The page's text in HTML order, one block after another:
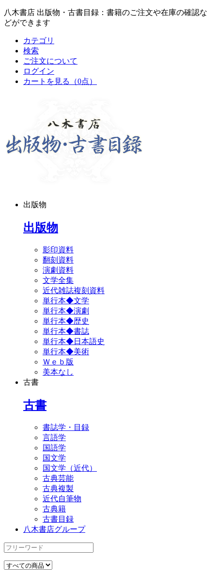
八木書店 出版物・古書目録：書籍のご注文や在庫の確認な
どができます
カテゴリ
検索
ご注文について
ログイン
カートを見る
（0点）
出版物
出版物
影印資料
翻刻資料
演劇資料
文学全集
近代雑誌複刻資料
単行本◆文学
単行本◆演劇
単行本◆歴史
単行本◆書誌
単行本◆日本語史
単行本◆美術
Ｗｅｂ版
美本なし
古書
古書
書誌学・目録
言語学
国語学
国文学
国文学（近代）
古典芸能
古典複製
近代自筆物
古典籍
古書目録
八木書店グループ